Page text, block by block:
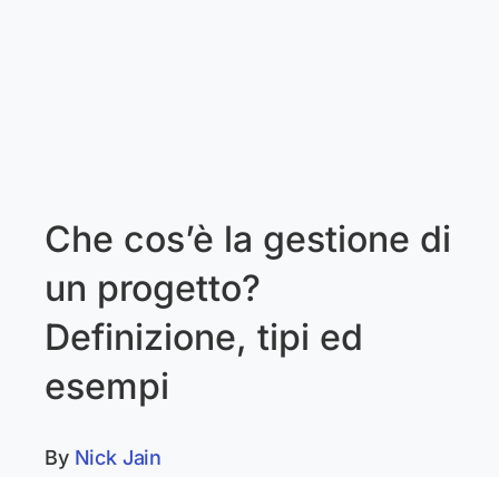
Che cos’è la gestione di
un progetto?
Definizione, tipi ed
esempi
By Nick Jain